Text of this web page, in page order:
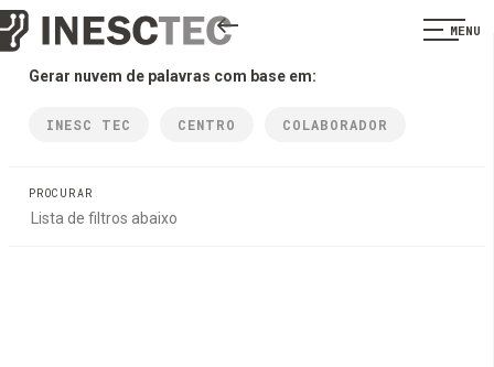
MENU
Gerar nuvem de palavras com base em:
INESC TEC CENTRO COLABORADOR
PROCURAR